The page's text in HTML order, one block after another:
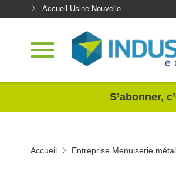
Accueil Usine Nouvelle
S’abonner,
Accueil Entreprise Menuiserie